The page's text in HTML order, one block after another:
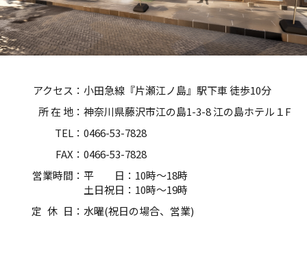
アクセス：小田急線『片瀬江ノ島』駅下車 徒歩10分
所 在 地：神奈川県藤沢市江の島1-3-8 江の島ホテル１F
TEL：0466-53-7828
FAX：0466-53-7828
営業時間：平 日：10時～18時
土日祝日：10時～19時
定 休 日：水曜(祝日の場合、営業)